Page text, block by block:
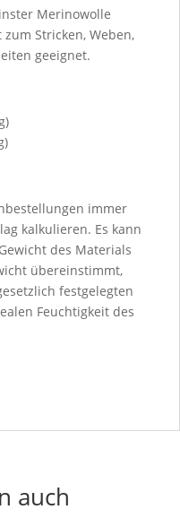
Merinowolle
Stricken, Weben,
geeignet.
immer
kalkulieren. Es kann
des Materials
übereinstimmt,
festgelegten
Feuchtigkeit des
auch